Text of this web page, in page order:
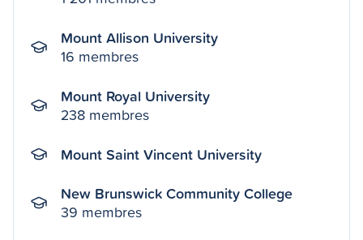
Mount Allison University
16 membres
Mount Royal University
238 membres
Mount Saint Vincent University
New Brunswick Community College
39 membres